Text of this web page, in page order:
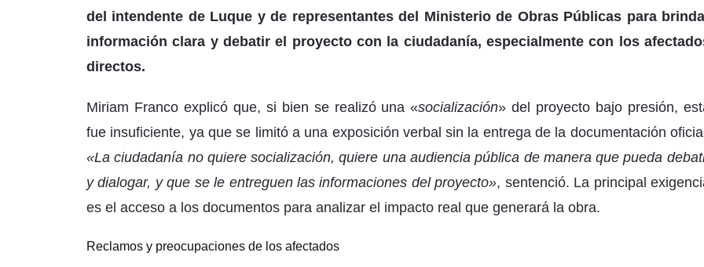
del intendente de Luque y de representantes del Ministerio de Obras Públicas para
información clara y debatir el proyecto con la ciudadanía, especialmente con los
directos.
Miriam Franco explicó que, si bien se realizó una «socialización» del proyecto bajo presión,
fue insuficiente, ya que se limitó a una exposición verbal sin la entrega de la documentación
«La ciudadanía no quiere socialización, quiere una audiencia pública de manera que pueda
y dialogar, y que se le entreguen las informaciones del proyecto», sentenció. La principal
es el acceso a los documentos para analizar el impacto real que generará la obra.
Reclamos y preocupaciones de los afectados